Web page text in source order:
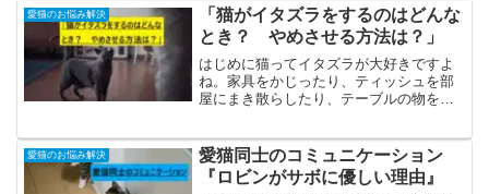
って自然な行動。ただし、生活リズムに
影響が出てしまうの...
愛猫のお悩み解決
「猫がイタズラをするのはどんな
とき？ やめさせる方法は？」
はじめに猫ってイタズラが大好きですよ
ね。家具をかじったり、ティッシュを部
屋にまき散らしたり、テーブルの物を落
う。でも、猫は叱られても不思議そうな
顔をするだけで、また同じ...
愛猫のお悩み解決
愛猫同士のコミュニケーション
『ロビンがサボに優しい理由』